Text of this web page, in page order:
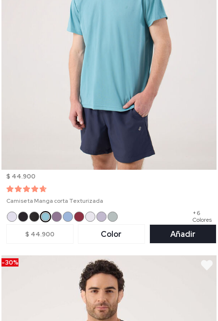
$ 44.900
Camiseta Manga corta Texturizada
+ 6
Colores
$ 44.900 Color Añadir
-30%